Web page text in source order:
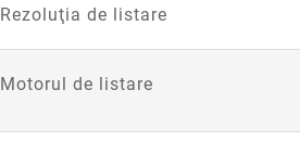
Rezoluţia de listare
Motorul de listare